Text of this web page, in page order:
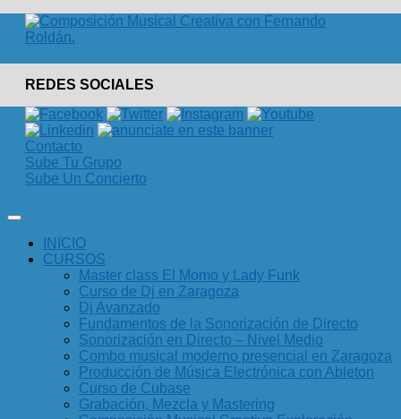
REDES SOCIALES
Contacto
Sube Tu Grupo
Sube Un Concierto
INICIO
CURSOS
Master class El Momo y Lady Funk
Curso de Dj en Zaragoza
Dj Avanzado
Fundamentos de la Sonorización de Directo
Sonorización en Directo – Nivel Medio
Combo musical moderno presencial en Zaragoza
Producción de Música Electrónica con Ableton
Curso de Cubase
Grabación, Mezcla y Mastering